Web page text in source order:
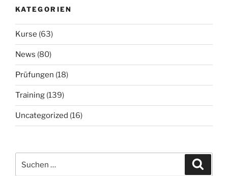
KATEGORIEN
Kurse (63)
News (80)
Prüfungen (18)
Training (139)
Uncategorized (16)
nach: